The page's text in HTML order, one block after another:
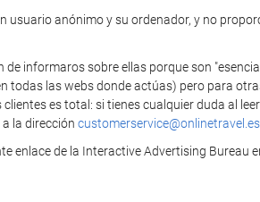
anónimo y su ordenador, y no
informaros sobre ellas porque son
todas las webs donde actúas) pero para
es total: si tienes cualquier duda al
la dirección customerservice@onlinetravel.es
enlace de la Interactive Advertising Bureau